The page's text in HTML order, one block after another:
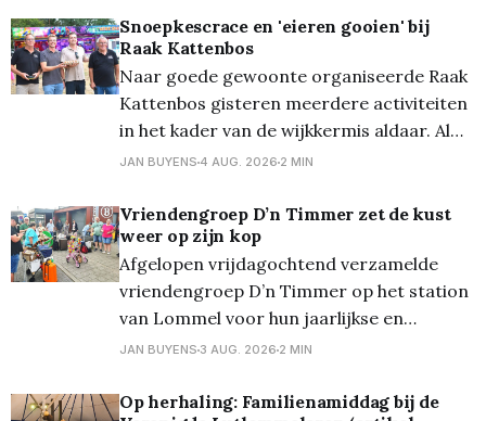
er voor de 13de keer kookmoeder en we
mogen telkens mee-eten! Samen met de
65 meisjes
Snoepkescrace en 'eieren gooien' bij
Raak Kattenbos
Naar goede gewoonte organiseerde Raak
Kattenbos gisteren meerdere activiteiten
in het kader van de wijkkermis aldaar. Al
even traditioneel werd van start gegaan
eerst de 1 tot 3-jarigen en nadien de 4 tot
6-jaringen zoveel mogelijk snoep moesten
verzamelen op een parcours (waar
JAN BUYENS 4 AUG. 2026 2 MIN
​Vriendengroep D’n Timmer zet de kust
weer op zijn kop
Afgelopen vrijdagochtend verzamelde
vriendengroep D’n Timmer op het station
van Lommel voor hun jaarlijkse en
inmiddels traditionele uitstap naar de
chocoladebroodjes, knapperige croissants
JAN BUYENS 3 AUG. 2026 2 MIN
Op herhaling: Familienamiddag bij de